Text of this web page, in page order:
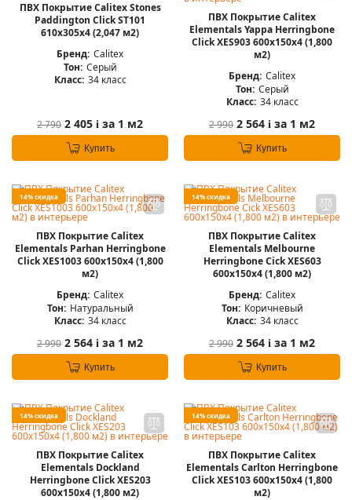
ПВХ Покрытие Calitex Stones
Paddington Click ST101
610x305x4 (2,047 м2)
Бренд: Calitex
Тон: Серый
Класс: 34 класс
2 790 2 405 i за 1 м2
Купить
ПВХ Покрытие Calitex
Elementals Yappa Herringbone
Click XES903 600x150x4 (1,800
м2)
Бренд: Calitex
Тон: Серый
Класс: 34 класс
2 990 2 564 i за 1 м2
Купить
14% скидка
ПВХ Покрытие Calitex
Elementals Parhan Herringbone
Click XES1003 600x150x4 (1,800
м2)
Бренд: Calitex
Тон: Натуральный
Класс: 34 класс
2 990 2 564 i за 1 м2
Купить
14% скидка
ПВХ Покрытие Calitex
Elementals Melbourne
Herringbone Cick XES603
600x150x4 (1,800 м2)
Бренд: Calitex
Тон: Коричневый
Класс: 34 класс
2 990 2 564 i за 1 м2
Купить
14% скидка
ПВХ Покрытие Calitex
Elementals Dockland
Herringbone Click XES203
600x150x4 (1,800 м2)
14% скидка
ПВХ Покрытие Calitex
Elementals Carlton Herringbone
Click XES103 600x150x4 (1,800
м2)